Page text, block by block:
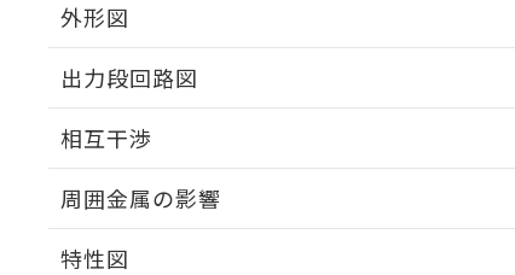
外形図
出力段回路図
相互干渉
周囲金属の影響
特性図